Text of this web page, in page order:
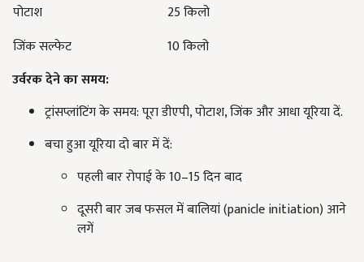
पोटाश
25 किलो
जिंक सल्फेट
10 किलो
उर्वरक देने का समय:
ट्रांसप्लांटिंग के समय: पूरा डीएपी, पोटाश, जिंक और आधा यूरिया दें.
बचा हुआ यूरिया दो बार में दें:
पहली बार रोपाई के 10–15 दिन बाद
दूसरी बार जब फसल में बालियां (panicle initiation) आने
लगें